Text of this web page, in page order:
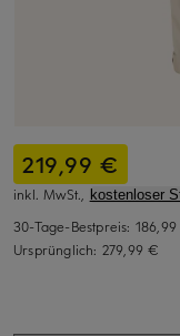
219,99 €
inkl. MwSt., kostenloser
30-Tage-Bestpreis:
Ursprünglich: 279,99 €